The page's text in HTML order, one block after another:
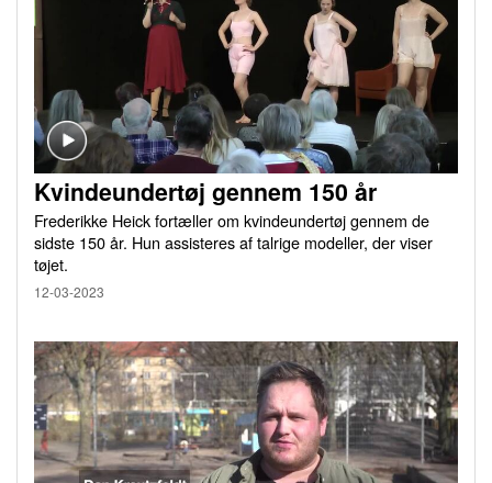
Kvindeundertøj gennem 150 år
Frederikke Heick fortæller om kvindeundertøj gennem de
sidste 150 år. Hun assisteres af talrige modeller, der viser
tøjet.
12-03-2023